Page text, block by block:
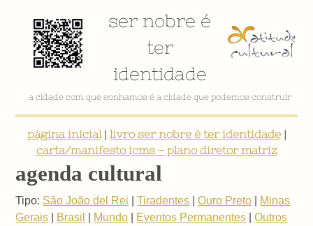
ser nobre é
ter
identidade
a cidade com que sonhamos é a cidade que podemos construir
página inicial| livro ser nobre é ter identidade|
carta/manifesto icms - plano diretor matriz
agenda cultural
Tipo: São João del Rei |Tiradentes |Ouro Preto
Minas
Gerais
Brasil Mundo Eventos Permanentes |Outros